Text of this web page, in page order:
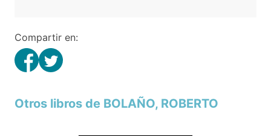
Compartir en:
Otros libros de BOLAÑO, ROBERTO